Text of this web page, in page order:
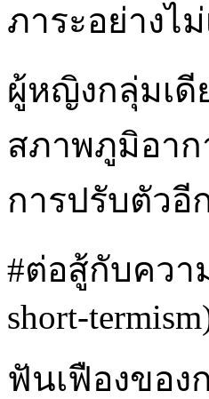
ภาระอย่างไ
ผู้หญิงกลุ่มเดี
สภาพภูมิอาก
การปรับตัวอี
#ต่อสู้กับควา
short-
ฟันเฟืองของ